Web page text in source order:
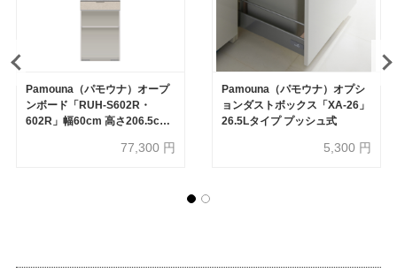
Pamouna（パモウナ）オープ
ンボード「RUH-S602R・
602R」幅60cm 高さ206.5cm
77,300 円
Pamouna（パモウナ）オプシ
ョンダストボックス「XA-26」
26.5Lタイプ プッシュ式
5,300 円